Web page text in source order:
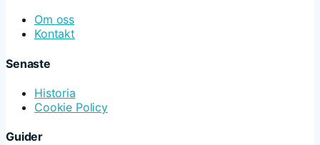
Om oss
Kontakt
Senaste
Historia
Cookie Policy
Guider